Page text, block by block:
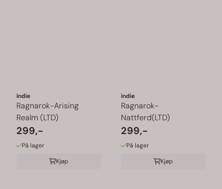
indie
Ragnarok-Arising
Realm (LTD)
299,-
På lager
Kjøp
indie
Ragnarok-
Nattferd(LTD)
299,-
På lager
Kjøp